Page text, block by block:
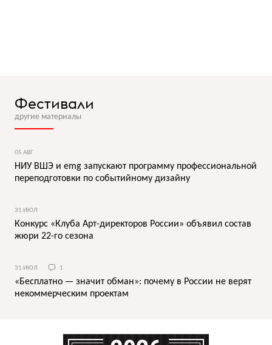
Фестивали
другие материалы
05 АВГ
НИУ ВШЭ и emg запускают программу профессиональной
переподготовки по событийному дизайну
31 ИЮЛ
Конкурс «Клуба Арт-директоров России» объявил состав
жюри 22-го сезона
31 ИЮЛ 1
«Бесплатно — значит обман»: почему в России не верят
некоммерческим проектам